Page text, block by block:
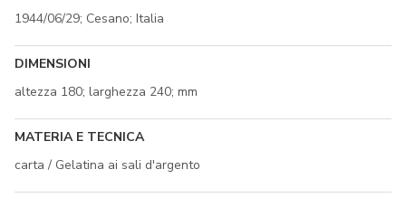
1944/06/29; Cesano; Italia
DIMENSIONI
altezza 180; larghezza 240; mm
MATERIA E TECNICA
carta / Gelatina ai sali d'argento